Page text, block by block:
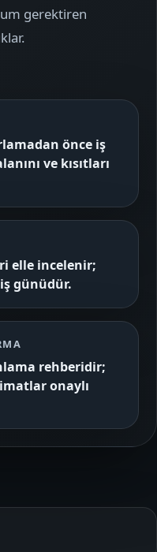
gerektiren
önce iş
ve kısıtları
elle incelenir;
günüdür.
rehberidir;
onaylı